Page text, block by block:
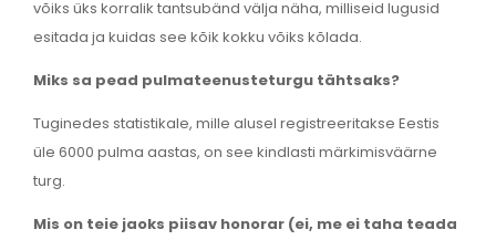
võiks üks korralik tantsubänd välja näha, milliseid lugusid
esitada ja kuidas see kõik kokku võiks kõlada.
Miks sa pead pulmateenusteturgu tähtsaks?
Tuginedes statistikale, mille alusel registreeritakse Eestis
üle 6000 pulma aastas, on see kindlasti märkimisväärne
turg.
Mis on teie jaoks piisav honorar (ei, me ei taha teada